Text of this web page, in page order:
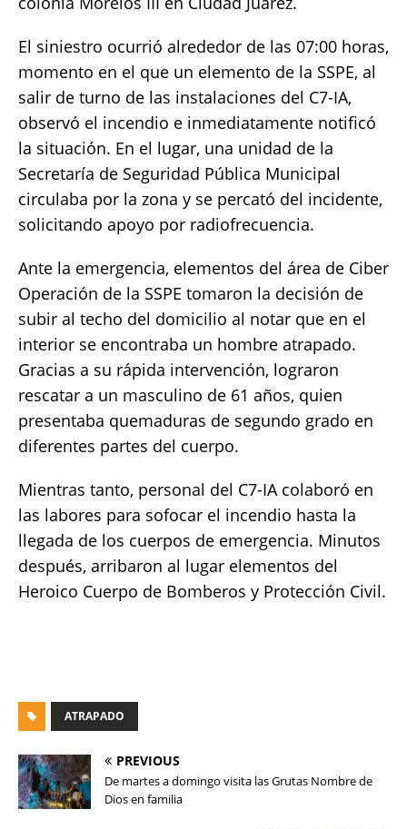
El siniestro ocurrió alrededor de las 07:00 horas,
momento en el que un elemento de la SSPE, al
salir de turno de las instalaciones del C7-IA,
observó el incendio e inmediatamente notificó
la situación. En el lugar, una unidad de la
Secretaría de Seguridad Pública Municipal
circulaba por la zona y se percató del incidente,
solicitando apoyo por radiofrecuencia.
Ante la emergencia, elementos del área de Ciber
Operación de la SSPE tomaron la decisión de
subir al techo del domicilio al notar que en el
interior se encontraba un hombre atrapado.
Gracias a su rápida intervención, lograron
rescatar a un masculino de 61 años, quien
presentaba quemaduras de segundo grado en
diferentes partes del cuerpo.
Mientras tanto, personal del C7-IA colaboró en
las labores para sofocar el incendio hasta la
llegada de los cuerpos de emergencia. Minutos
después, arribaron al lugar elementos del
Heroico Cuerpo de Bomberos y Protección Civil.
ATRAPADO
PREVIOUS
De martes a domingo visita las Grutas Nombre de
Dios en familia